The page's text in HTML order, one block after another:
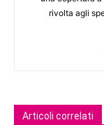
rivolta agli
Articoli correlati